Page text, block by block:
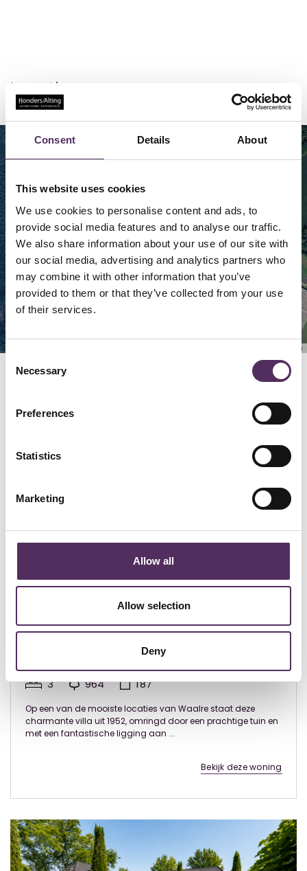
Consent Details About
This website uses cookies
We use cookies to personalise content and ads, to
provide social media features and to analyse our traffic.
We also share information about your use of our site with
our social media, advertising and analytics partners who
may combine it with other information that you’ve
provided to them or that they’ve collected from your use
of their services.
Consent
Selection
Necessary
Preferences
Statistics
Marketing
Allow all
Allow selection
Deny
Locatie
Map
Terms
Bekijk deze woningen ook eens.
Waalre - € 1.750.000
Vincent Cleerdinlaan 2 Waalre
3 964 187
Op een van de mooiste locaties van Waalre staat deze
charmante villa uit 1952, omringd door een prachtige tuin en
met een fantastische ligging aan ...
Bekijk deze woning